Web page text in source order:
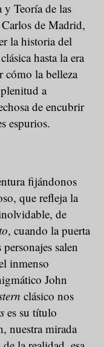
Teoría de las
de Madrid,
la historia del
hasta la era
cómo la belleza
a
de encubrir
espurios.
fijándonos
que refleja la
de
, cuando la puerta
salen
inmenso
John
clásico nos
es su título
nuestra mirada